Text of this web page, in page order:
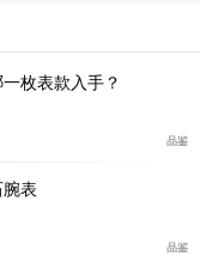
）与41mm白金搭
001），各限量200
枚表款入手？
品鉴
腕表
品鉴